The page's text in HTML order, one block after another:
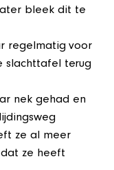
bleek dit te
regelmatig voor
slachttafel terug
nek gehad en
ze al meer
ze heeft